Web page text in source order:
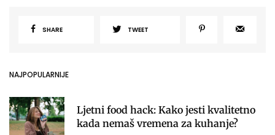
SHARE TWEET
NAJPOPULARNIJE
Ljetni food hack: Kako jesti kvalitetno
kada nemaš vremena za kuhanje?